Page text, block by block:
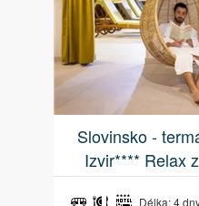
Slovinsko -
Izvir**** Relax
Délka: 4